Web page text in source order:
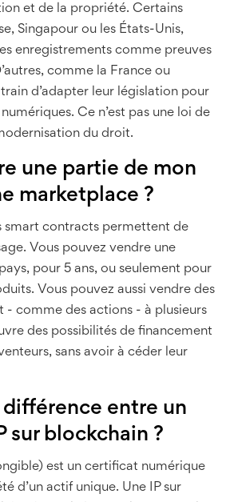
et de la propriété. Certains
Singapour ou les États-Unis,
enregistrements comme preuves
comme la France ou
train d’adapter leur législation pour
Ce n’est pas une loi de
du droit.
une partie de mon
marketplace ?
smart contracts permettent de
Vous pouvez vendre une
pour 5 ans, ou seulement pour
Vous pouvez aussi vendre des
- comme des actions - à plusieurs
des possibilités de financement
sans avoir à céder leur
entre un
sur blockchain ?
est un certificat numérique
d’un actif unique. Une IP sur